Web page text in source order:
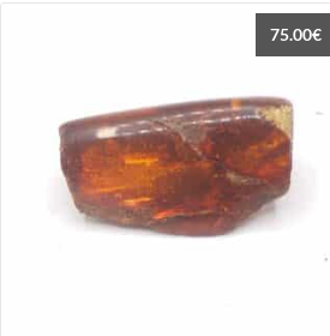
75.00€